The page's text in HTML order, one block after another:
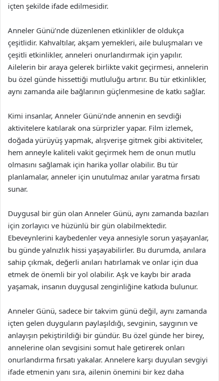
içten şekilde ifade edilmesidir.
Anneler Günü’nde düzenlenen etkinlikler de oldukça
çeşitlidir. Kahvaltılar, akşam yemekleri, aile buluşmaları ve
çeşitli etkinlikler, anneleri onurlandırmak için yapılır.
Ailelerin bir araya gelerek birlikte vakit geçirmesi, annelerin
bu özel günde hissettiği mutluluğu artırır. Bu tür etkinlikler,
aynı zamanda aile bağlarının güçlenmesine de katkı sağlar.
Kimi insanlar, Anneler Günü’nde annenin en sevdiği
aktivitelere katılarak ona sürprizler yapar. Film izlemek,
doğada yürüyüş yapmak, alışverişe gitmek gibi aktiviteler,
hem anneyle kaliteli vakit geçirmek hem de onun mutlu
olmasını sağlamak için harika yollar olabilir. Bu tür
planlamalar, anneler için unutulmaz anılar yaratma fırsatı
sunar.
Duygusal bir gün olan Anneler Günü, aynı zamanda bazıları
için zorlayıcı ve hüzünlü bir gün olabilmektedir.
Ebeveynlerini kaybedenler veya annesiyle sorun yaşayanlar,
bu günde yalnızlık hissi yaşayabilirler. Bu durumda, anılara
sahip çıkmak, değerli anıları hatırlamak ve onlar için dua
etmek de önemli bir yol olabilir. Aşk ve kaybı bir arada
yaşamak, insanın duygusal zenginliğine katkıda bulunur.
Anneler Günü, sadece bir takvim günü değil, aynı zamanda
içten gelen duyguların paylaşıldığı, sevginin, saygının ve
anlayışın pekiştirildiği bir gündür. Bu özel günde her birey,
annelerine olan sevgisini somut hale getirerek onları
onurlandırma fırsatı yakalar. Annelere karşı duyulan sevgiyi
ifade etmenin yanı sıra, ailenin önemini bir kez daha